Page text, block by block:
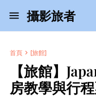
攝影旅者
首頁 [旅館]
【旅館】
房教學與行